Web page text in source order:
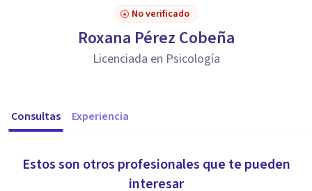
No verificado
Roxana Pérez Cobeña
Licenciada en Psicología
Consultas Experiencia
Estos son otros profesionales que te pueden
interesar